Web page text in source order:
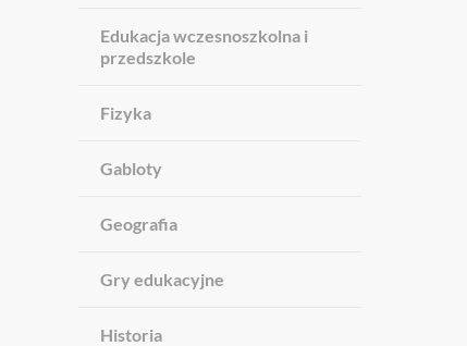
Edukacja wczesnoszkolna i
przedszkole
Fizyka
Gabloty
Geografia
Gry edukacyjne
Historia